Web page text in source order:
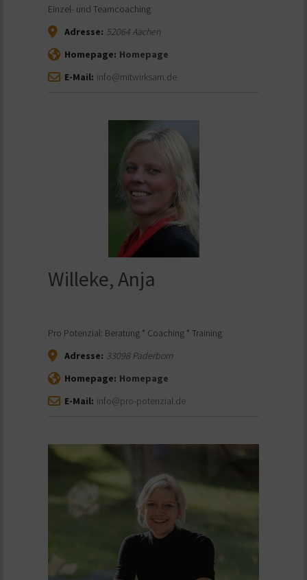
Einzel- und Teamcoaching
Adresse: 52064Aachen
Homepage: Homepage
E-Mail: info@mitwirksam.de
Willeke, Anja
Pro Potenzial: Beratung * Coaching * Training
Adresse: 33098Paderborn
Homepage: Homepage
E-Mail: info@pro-potenzial.de